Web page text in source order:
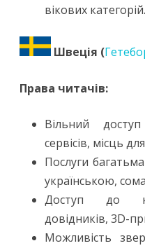
вікових категорій.
Швеція (
Права читачів:
Вільний
сервісів, місць
Послуги
українською,
Доступ до
довідників, 3D-
Можливість